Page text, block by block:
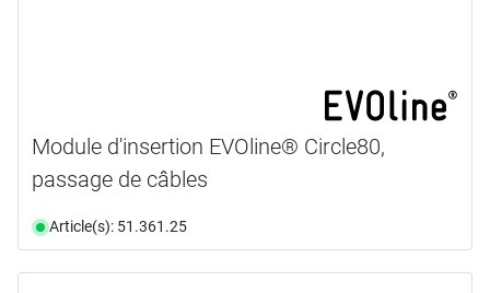
Module d'insertion EVOline® Circle80,
passage de câbles
Article(s): 51.361.25